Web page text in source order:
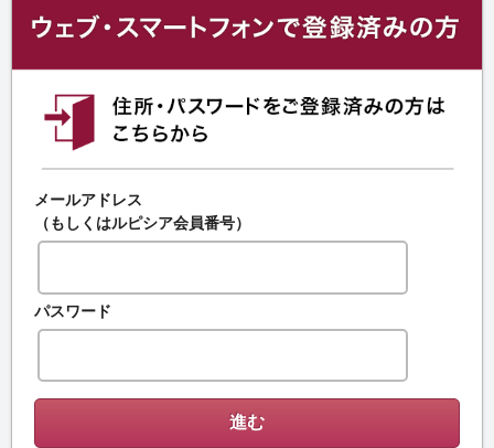
メールアドレス
（もしくはルピシア会員番号）
パスワード